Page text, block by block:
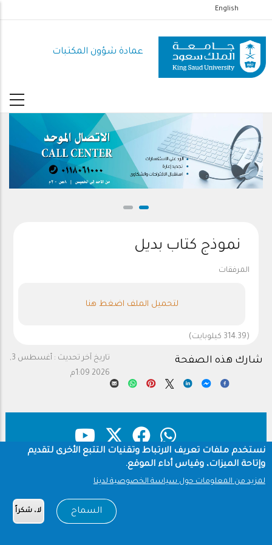
إلى
المحتوى
الرئيسي
English
عمادة شؤون المكتبات
نموذج كتاب بديل
المرفقات
لتحميل الملف اضغط هنا
(314.39 كيلوبايت)
تاريخ آخر تحديث :
أغسطس 3,
2026 1:09م
شارك هذه الصفحة
نستخدم ملفات تعريف الارتباط وتقنيات التتبع الأخرى لتقديم
وإتاحة الميزات، وقياس أداء الموقع.
لمزيد من المعلومات حول سياسة الخصوصية لدينا
السماح لا، شكراً